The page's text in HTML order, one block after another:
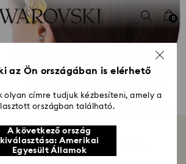
lista 0
a Lucent teljes csiszolású kristályaival és a
az Ön országában is elérhető
olyan címre tudjuk kézbesíteni, amely a
országban található.
A következő ország
kiválasztása: Amerikai
Egyesült Államok